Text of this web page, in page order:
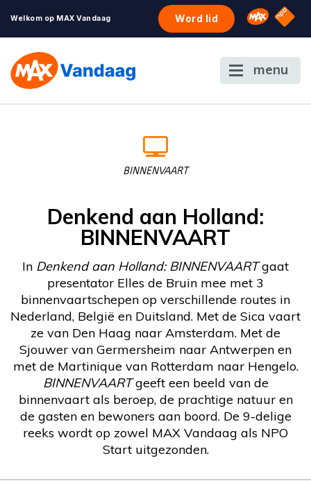
Welkom op MAX Vandaag Word lid Omroep
NPO
menu
BINNENVAART
Denkend aan Holland:
BINNENVAART
In Denkend aan Holland: BINNENVAARTgaat
presentator Elles de Bruin mee met 3
binnenvaartschepen op verschillende routes in
Nederland, België en Duitsland. Met de Sica vaart
ze van Den Haag naar Amsterdam. Met de
Sjouwer van Germersheim naar Antwerpen en
met de Martinique van Rotterdam naar Hengelo.
BINNENVAARTgeeft een beeld van de
binnenvaart als beroep, de prachtige natuur en
de gasten en bewoners aan boord. De 9-delige
reeks wordt op zowel MAX Vandaag als NPO
Start uitgezonden.